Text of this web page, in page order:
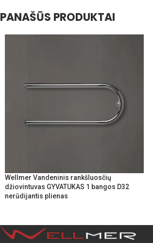
PANAŠŪS PRODUKTAI
Wellmer Vandeninis rankšluosčių
džiovintuvas GYVATUKAS 1 bangos D32
nerūdijantis plienas